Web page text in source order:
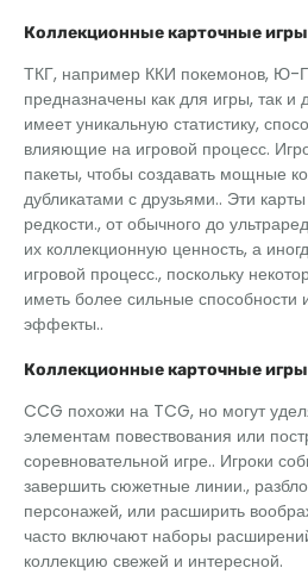
Коллекционные карточные
ТКГ, например ККИ покемонов,
предназначены как для игры, так и
имеет уникальную статистику,
влияющие на игровой процесс.
пакеты, чтобы создавать мощные
дубликатами с друзьями.. Эти
редкости., от обычного до
их коллекционную ценность, а
игровой процесс., поскольку
иметь более сильные способности
эффекты..
Коллекционные карточные игры
CCG похожи на TCG, но могут
элементам повествования или
соревновательной игре.. Игроки
завершить сюжетные линии.,
персонажей, или расширить
часто включают наборы
коллекцию свежей и интересной.